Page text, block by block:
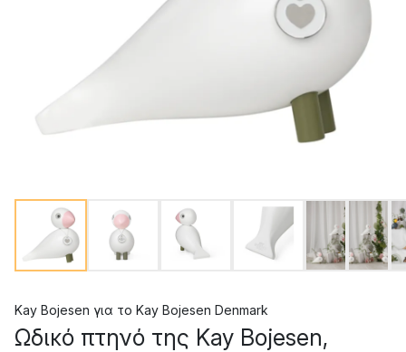
Kay Bojesen για το Kay Bojesen Denmark
Ωδικό πτηνό της Kay Bojesen,